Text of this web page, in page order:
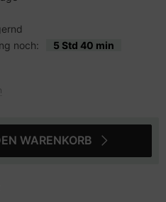
noch:
5 Std 40 min
WARENKORB